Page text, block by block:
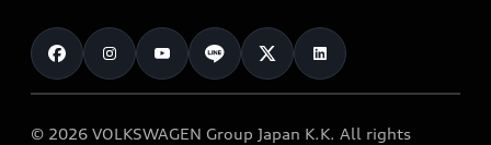
カタログ一覧
車検 / 定期点検
e-tronアフターサポート
クオリティ
保証
メンテナンス
お知らせ
オーナー様向けキャンペーン
© 2026 VOLKSWAGEN Group Japan K.K. All rights